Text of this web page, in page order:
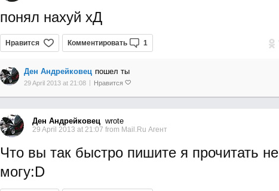
понял нахуй хД
Нравится Комментировать 1
Ден Андрейковец пошел ты
29 April 2013 at 21:08 Нравится
Ден Андрейковецwrote
29 April 2013 at 21:07 from Mail.Ru Агент
Что вы так быстро пишите я прочитать не
могу:D